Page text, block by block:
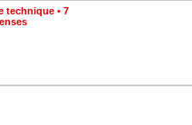
technique • 7